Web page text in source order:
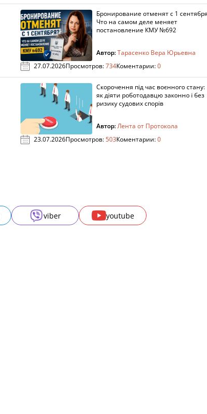
Бронирование отменят с 1
Что на самом деле меняет
постановление КМУ №692
Автор:Тарасенко Вера Юрьевна
27.07.2026Просмотров:734Коментарии:0
Скорочення під час воєнного стану:
як діяти роботодавцю законно і без
ризику судових спорів
Автор:Лента от Протокола
23.07.2026Просмотров:503Коментарии:0
viber youtube